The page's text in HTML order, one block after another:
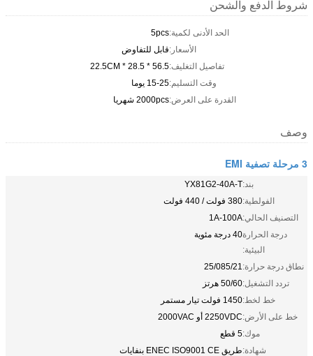
شروط الدفع والشحن
الحد الأدنى لكمية:5pcs
الأسعار:قابل للتفاوض
تفاصيل التغليف:56.5 * 28.5 * 22.5CM
وقت التسليم:15-25 يوما
القدرة على العرض:2000pcs شهريا
وصف
3 مرحلة تصفية EMI
بند:YX81G2-40A-T
الفولطية:380 فولت / 440 فولت
التصنيف الحالي:1A-100A
درجة الحرارة
البيئية:
40 درجة مئوية
نطاق درجة حرارة:25/085/21
تردد التشغيل:50/60 هرتز
خط لخط:1450 فولت تيار مستمر
خط على الأرض:2250VDC أو 2000VAC
موك:5 قطع
شهادة:طريق ENEC ISO9001 CE بنفايات